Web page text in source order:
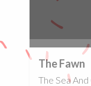
The Fawn
The Sea And